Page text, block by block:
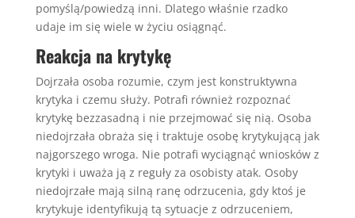
pomyślą/powiedzą inni. Dlatego właśnie rzadko
udaje im się wiele w życiu osiągnąć.
Reakcja na krytykę
Dojrzała osoba rozumie, czym jest konstruktywna
krytyka i czemu służy. Potrafi również rozpoznać
krytykę bezzasadną i nie przejmować się nią. Osoba
niedojrzała obraża się i traktuje osobę krytykującą jak
najgorszego wroga. Nie potrafi wyciągnąć wniosków z
krytyki i uważa ją z reguły za osobisty atak. Osoby
niedojrzałe mają silną ranę odrzucenia, gdy ktoś je
krytykuje identyfikują tą sytuacje z odrzuceniem,